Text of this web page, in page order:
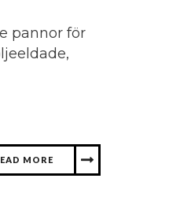
pannor för
MORE